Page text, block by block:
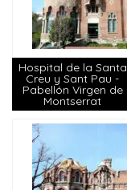
Hospital de la Santa
Creu y Sant Pau -
Pabellón Virgen de
Montserrat